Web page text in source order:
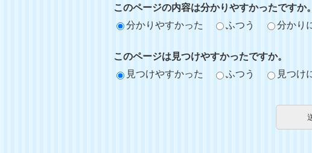
このページの内容は分かりやすかったですか。
分かりやすかった
ふつう 分かり
このページは見つけやすかったですか。
見つけやすかった
ふつう 見つけ